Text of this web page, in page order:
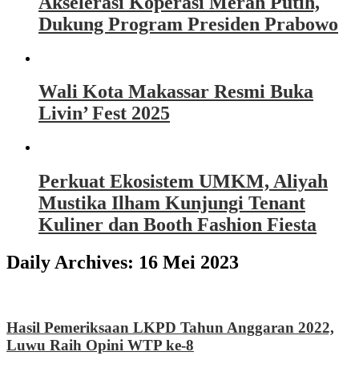
Dukung Program Presiden Prabowo
Wali Kota Makassar Resmi Buka
Livin’ Fest 2025
Perkuat Ekosistem UMKM, Aliyah
Mustika Ilham Kunjungi Tenant
Kuliner dan Booth Fashion Fiesta
Daily Archives: 16 Mei 2023
Hasil Pemeriksaan LKPD Tahun Anggaran 2022,
Luwu Raih Opini WTP ke-8